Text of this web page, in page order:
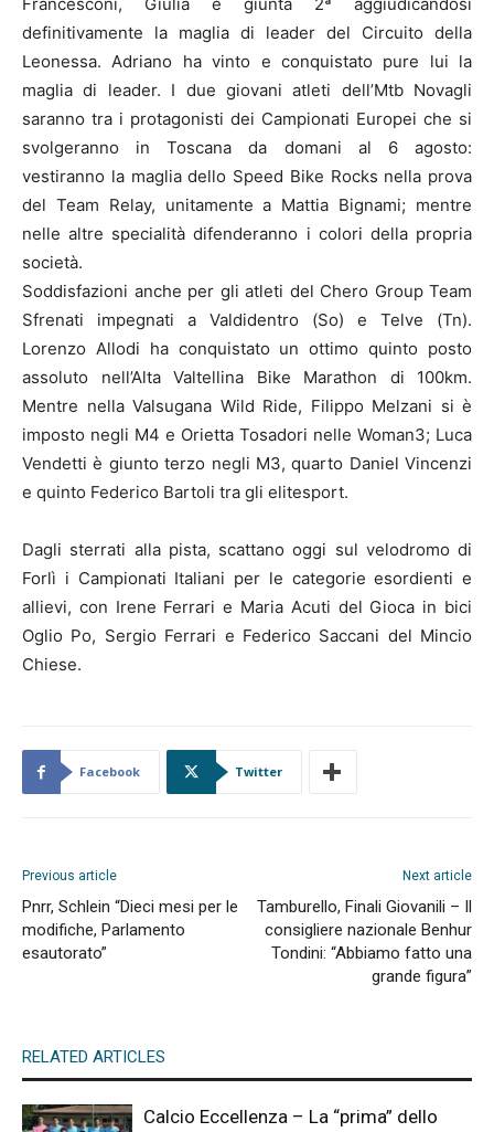
definitivamente la maglia di leader del Circuito della
Leonessa. Adriano ha vinto e conquistato pure lui la
maglia di leader. I due giovani atleti dell’Mtb Novagli
saranno tra i protagonisti dei Campionati Europei che si
svolgeranno in Toscana da domani al 6 agosto:
vestiranno la maglia dello Speed Bike Rocks nella prova
del Team Relay, unitamente a Mattia Bignami; mentre
nelle altre specialità difenderanno i colori della propria
società.
Soddisfazioni anche per gli atleti del Chero Group Team
Sfrenati impegnati a Valdidentro (So) e Telve (Tn).
Lorenzo Allodi ha conquistato un ottimo quinto posto
assoluto nell’Alta Valtellina Bike Marathon di 100km.
Mentre nella Valsugana Wild Ride, Filippo Melzani si è
imposto negli M4 e Orietta Tosadori nelle Woman3; Luca
Vendetti è giunto terzo negli M3, quarto Daniel Vincenzi
e quinto Federico Bartoli tra gli elitesport.
Dagli sterrati alla pista, scattano oggi sul velodromo di
Forlì i Campionati Italiani per le categorie esordienti e
allievi, con Irene Ferrari e Maria Acuti del Gioca in bici
Oglio Po, Sergio Ferrari e Federico Saccani del Mincio
Chiese.
Facebook Twitter
Previous article
Pnrr, Schlein “Dieci mesi per le
modifiche, Parlamento
esautorato”
Next article
Tamburello, Finali Giovanili – Il
consigliere nazionale Benhur
Tondini: “Abbiamo fatto una
grande figura”
RELATED ARTICLES
Calcio Eccellenza – La “prima” dello